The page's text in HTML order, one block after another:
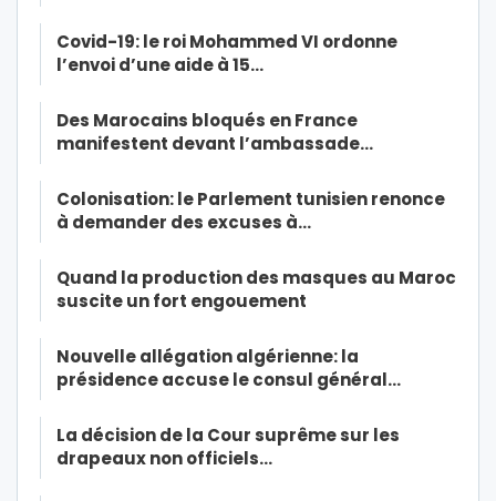
Covid-19: le roi Mohammed VI ordonne
l’envoi d’une aide à 15…
Des Marocains bloqués en France
manifestent devant l’ambassade…
Colonisation: le Parlement tunisien renonce
à demander des excuses à…
Quand la production des masques au Maroc
suscite un fort engouement
Nouvelle allégation algérienne: la
présidence accuse le consul général…
La décision de la Cour suprême sur les
drapeaux non officiels…